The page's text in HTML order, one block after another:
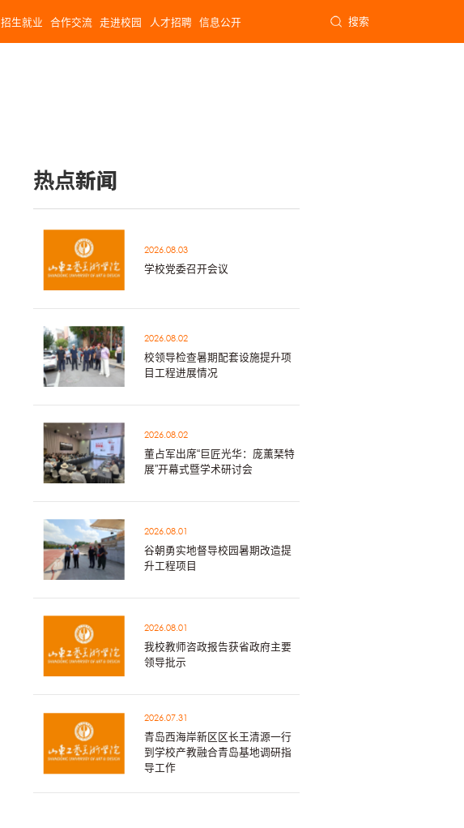
招生就业 合作交流 走进校园 人才招聘 信息公开 搜索
热点新闻
2026.08.03
学校党委召开会议
2026.08.02
校领导检查暑期配套设施提升项
目工程进展情况
2026.08.02
董占军出席“巨匠光华：庞薰琹特
展”开幕式暨学术研讨会
2026.08.01
谷朝勇实地督导校园暑期改造提
升工程项目
2026.08.01
我校教师咨政报告获省政府主要
领导批示
2026.07.31
青岛西海岸新区区长王清源一行
到学校产教融合青岛基地调研指
导工作